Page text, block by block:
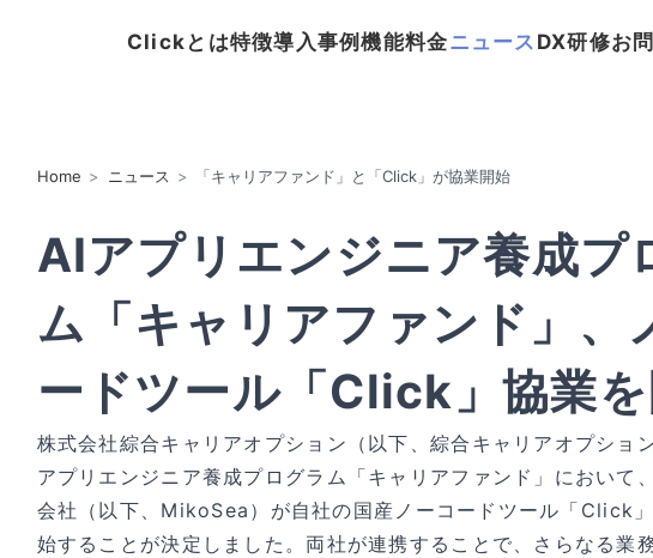
Clickとは特徴導入事例機能料金ニュース DX研修お
Home ニュース 「キャリアファンド」と「Click」が協業開始
AIアプリエンジニア養成プ
ム「キャリアファンド」、
ードツール「Click」協業
株式会社綜合キャリアオプション（以下、綜合キャリアオプショ
アプリエンジニア養成プログラム「キャリアファンド」において
会社（以下、MikoSea）が自社の国産ノーコードツール「Click
始することが決定しました。両社が連携することで、さらなる業